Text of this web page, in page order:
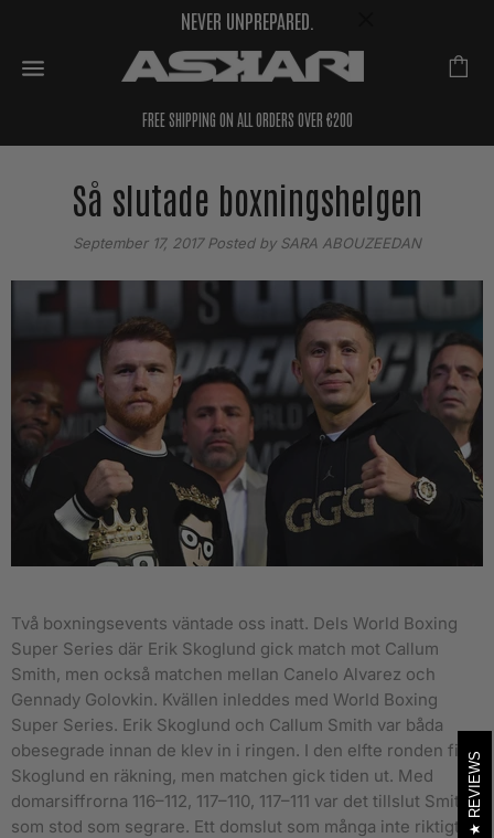
NEVER UNPREPARED.
FREE SHIPPING ON ALL ORDERS OVER €200
Så slutade boxningshelgen
September 17, 2017Posted by SARA ABOUZEEDAN
Två boxningsevents väntade oss inatt. Dels World Boxing
Super Series där Erik Skoglund gick match mot Callum
Smith, men också matchen mellan Canelo Alvarez och
Gennady Golovkin. Kvällen inleddes med World Boxing
Super Series. Erik Skoglund och Callum Smith var båda
obesegrade innan de klev in i ringen. I den elfte ronden fick
Skoglund en räkning, men matchen gick tiden ut. Med
domarsiffrorna 116–112, 117–110, 117–111 var det tillslut Smith
som stod som segrare. Ett domslut som många inte riktigt
REVIEWS